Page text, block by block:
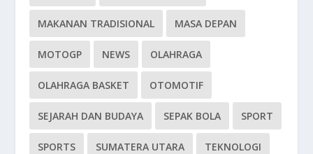
MAKANAN TRADISIONAL MASA DEPAN
MOTOGP NEWS OLAHRAGA
OLAHRAGA BASKET OTOMOTIF
SEJARAH DAN BUDAYA SEPAK BOLA SPORT
SPORTS SUMATERA UTARA TEKNOLOGI